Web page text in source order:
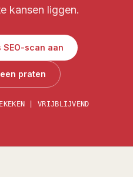
kansen liggen.
scan aan
praten
| VRIJBLIJVEND